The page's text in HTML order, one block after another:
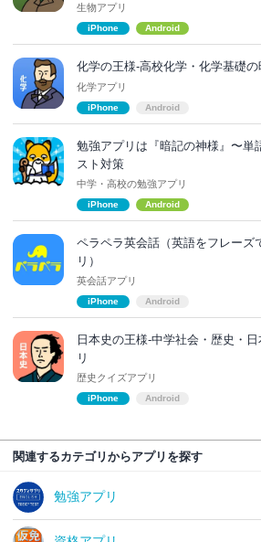
生物アプリ
iPhone Android
化学の王様-高校化学・化学基礎
化学アプリ
iPhone Android
勉強アプリは『暗記の神様』〜単
スト対策
中学・高校の勉強アプリ
iPhone Android
ペラペラ英会話（英語をフレーズ
リ）
英会話アプリ
iPhone Android
日本史の王様-中学社会・歴史・
リ
歴史クイズアプリ
iPhone Android
関連するカテゴリからアプリを探す
勉強アプリ